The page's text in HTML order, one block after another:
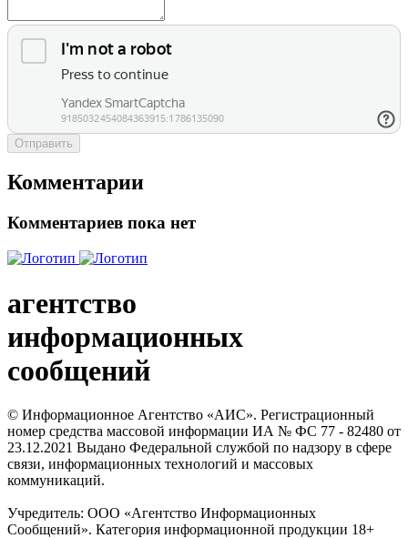
Отправить
Комментарии
Комментариев пока нет
агентство
информационных
сообщений
© Информационное Агентство «АИС». Регистрационный
номер средства массовой информации ИА № ФС 77 - 82480 от
23.12.2021 Выдано Федеральной службой по надзору в сфере
связи, информационных технологий и массовых
коммуникаций.
Учредитель: ООО «Агентство Информационных
Сообщений». Категория информационной продукции 18+